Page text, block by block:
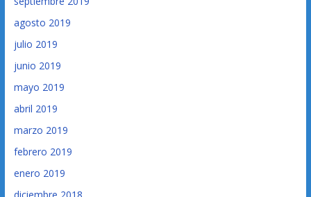
agosto 2019
julio 2019
junio 2019
mayo 2019
abril 2019
marzo 2019
febrero 2019
enero 2019